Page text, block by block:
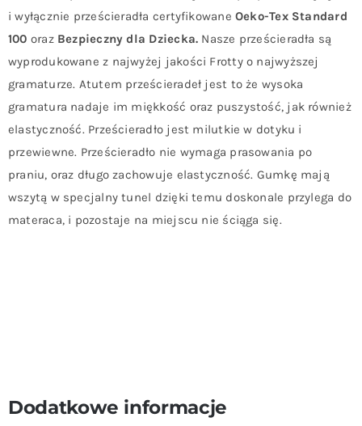
i wyłącznie prześcieradła certyfikowane Oeko-Tex Standard
100 oraz Bezpieczny dla Dziecka. Nasze prześcieradła są
wyprodukowane z najwyżej jakości Frotty o najwyższej
gramaturze. Atutem prześcieradeł jest to że wysoka
gramatura nadaje im miękkość oraz puszystość, jak również
elastyczność. Prześcieradło jest milutkie w dotyku i
przewiewne. Prześcieradło nie wymaga prasowania po
praniu, oraz długo zachowuje elastyczność. Gumkę mają
wszytą w specjalny tunel dzięki temu doskonale przylega do
materaca, i pozostaje na miejscu nie ściąga się.
Dodatkowe informacje